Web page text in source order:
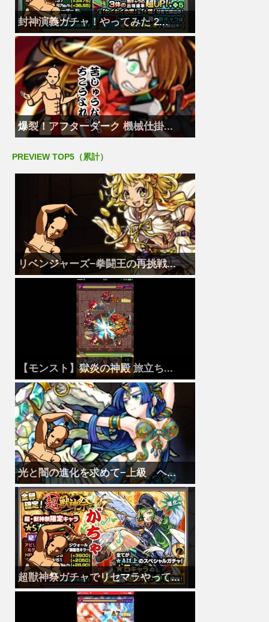
封神演義ガチャ！やってみた 2...
爆裂！アフターダーク 機械仕掛...
PREVIEW TOP5（累計）
リベンジャーズ−拳闘王の再挑戦...
【モンスト】獄炎の神殿 旅立ち...
光と闇の進化を求めて−上級 ヘ...
超獣神祭ガチャでリセマラやって...